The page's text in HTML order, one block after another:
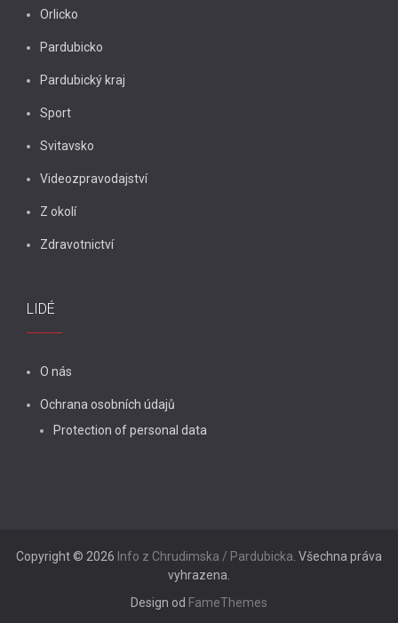
Orlicko
Pardubicko
Pardubický kraj
Sport
Svitavsko
Videozpravodajství
Z okolí
Zdravotnictví
LIDÉ
O nás
Ochrana osobních údajů
Protection of personal data
Copyright © 2026 Info z Chrudimska / Pardubicka . Všechna práva
vyhrazena.
Design od FameThemes